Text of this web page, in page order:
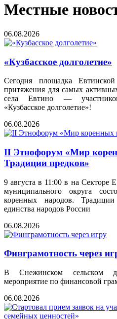
Местные
06.08.2026
«Кузбасское долголетие»
Сегодня площадка
притяжения для самых
села Евтино —
«Кузбасское долголетие»!
06.08.2026
II Этнофорум «Мир
Традиции предков»
9 августа в 11:00 в на Секторе
муниципального округа
коренных народов.
единства народов России
06.08.2026
Финграмотность через
В Снежинском сельском
мероприятие по финансовой
06.08.2026